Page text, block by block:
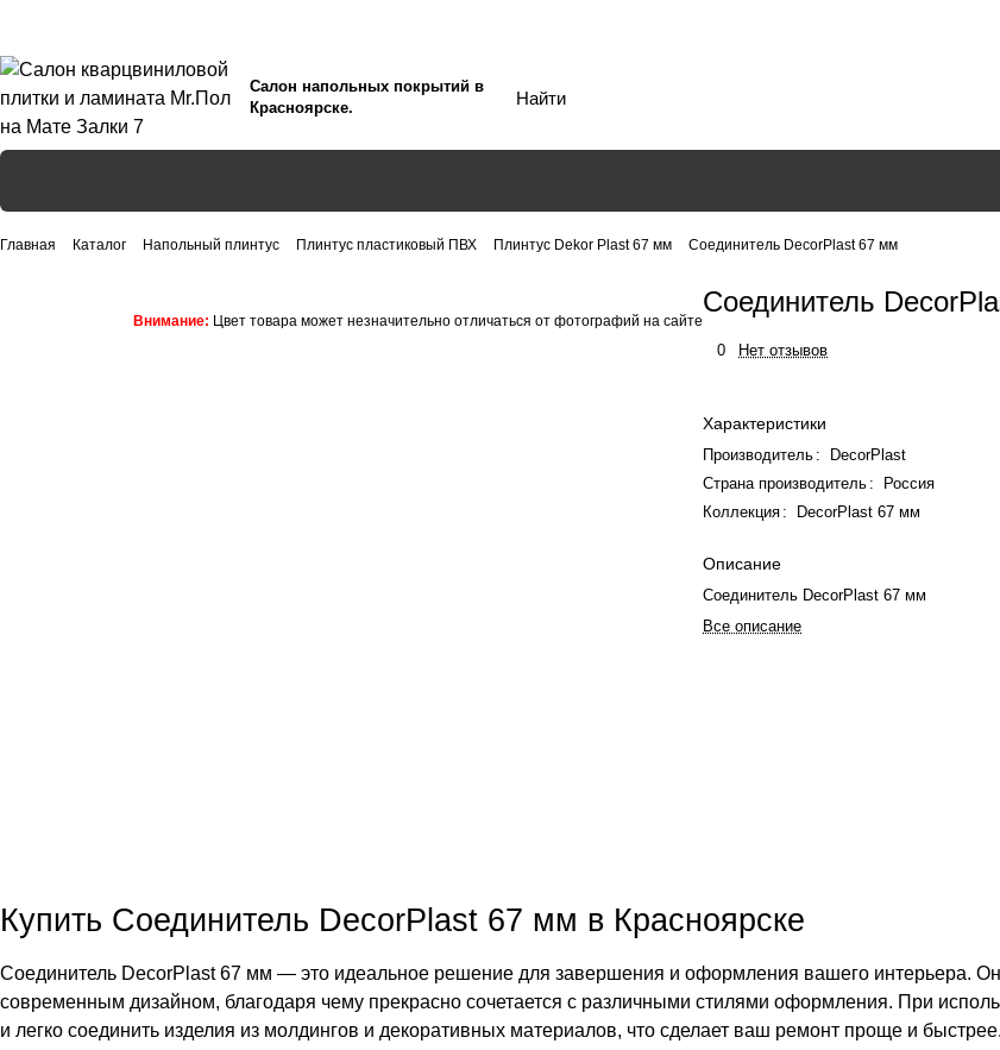
Салон напольных покрытий в
Красноярске.
Главная Каталог Напольный плинтус Плинтус пластиковый ПВХ Плинтус Dekor Plast 67 мм Соединитель DecorPlast 67 мм
Внимание: Цвет товара может незначительно отличаться от фотографий на сайте
Соединитель
0 Нет отзывов
Характеристики
Производитель:
DecorPlast
Страна производитель:
Россия
Коллекция: DecorPlast 67 мм
Описание
Соединитель DecorPlast 67 мм
Все описание
Купить Соединитель DecorPlast 67 мм в Красноярске
Соединитель DecorPlast 67 мм — это идеальное решение для завершения и оформления вашего интерьера.
современным дизайном, благодаря чему прекрасно сочетается с различными стилями оформления. При
и легко соединить изделия из молдингов и декоративных материалов, что сделает ваш ремонт проще и